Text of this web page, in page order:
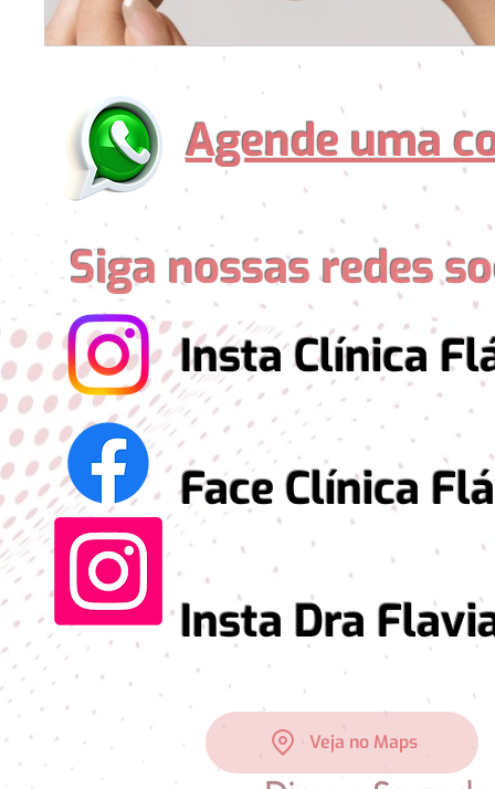
Agende uma
Siga nossas redes
Insta Clínica
Face Clínica
Insta Dra Flavia
Veja no Maps